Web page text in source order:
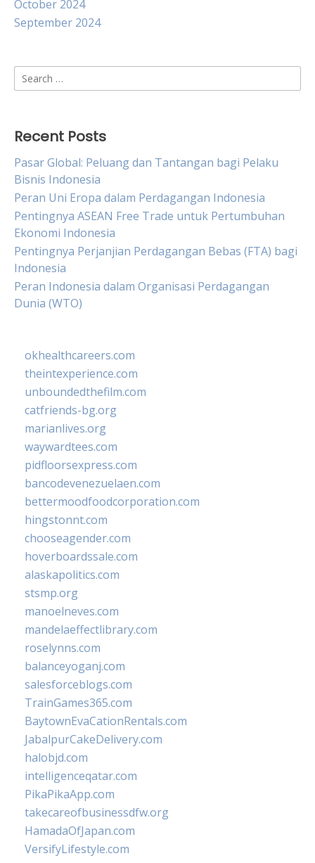
October 2024
September 2024
Search
for:
Recent Posts
Pasar Global: Peluang dan Tantangan bagi Pelaku
Bisnis Indonesia
Peran Uni Eropa dalam Perdagangan Indonesia
Pentingnya ASEAN Free Trade untuk Pertumbuhan
Ekonomi Indonesia
Pentingnya Perjanjian Perdagangan Bebas (FTA) bagi
Indonesia
Peran Indonesia dalam Organisasi Perdagangan
Dunia (WTO)
okhealthcareers.com
theintexperience.com
unboundedthefilm.com
catfriends-bg.org
marianlives.org
waywardtees.com
pidfloorsexpress.com
bancodevenezuelaen.com
bettermoodfoodcorporation.com
hingstonnt.com
chooseagender.com
hoverboardssale.com
alaskapolitics.com
stsmp.org
manoelneves.com
mandelaeffectlibrary.com
roselynns.com
balanceyoganj.com
salesforceblogs.com
TrainGames365.com
BaytownEvaCationRentals.com
JabalpurCakeDelivery.com
halobjd.com
intelligenceqatar.com
PikaPikaApp.com
takecareofbusinessdfw.org
HamadaOfJapan.com
VersifyLifestyle.com